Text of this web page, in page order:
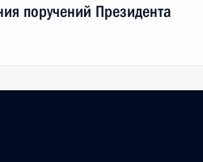
поручений Президента